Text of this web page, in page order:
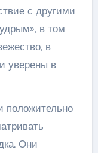
с другими
в том
в
уверены в
положительно
Они